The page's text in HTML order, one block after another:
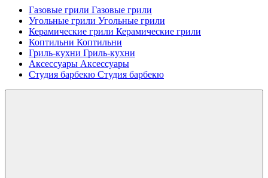
Газовые грили Газовые грили
Угольные грили Угольные грили
Керамические грили Керамические грили
Коптильни Коптильни
Гриль-кухни Гриль-кухни
Аксессуары Аксессуары
Студия барбекю Студия барбекю